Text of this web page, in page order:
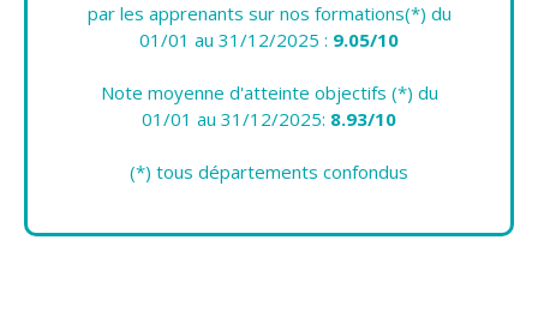
par les apprenants sur nos formations(*) du
01/01 au 31/12/2025 : 9.05/10
Note moyenne d'atteinte objectifs (*) du
01/01 au 31/12/2025: 8.93/10
(*) tous départements confondus